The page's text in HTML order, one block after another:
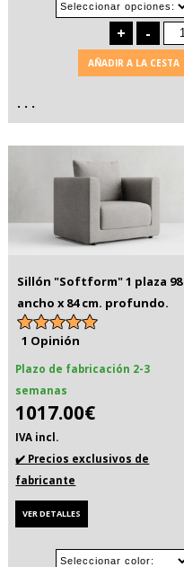
+ -
AÑADIR A LA CESTA
. . .
Sillón "Softform" 1 plaza 98
ancho x 84 cm. profundo.
1 Opinión
Plazo de fabricación 2-3
semanas
1017.00€
IVA incl.
✔️ Precios exclusivos de
fabricante
VER DETALLES